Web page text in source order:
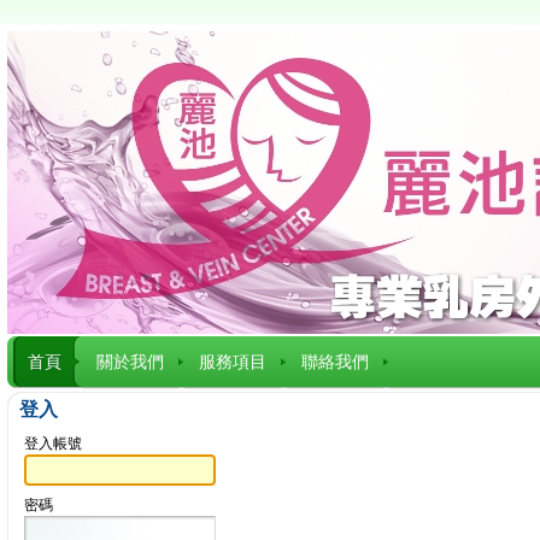
首頁 關於我們 服務項目 聯絡我們
登入
登入帳號
密碼